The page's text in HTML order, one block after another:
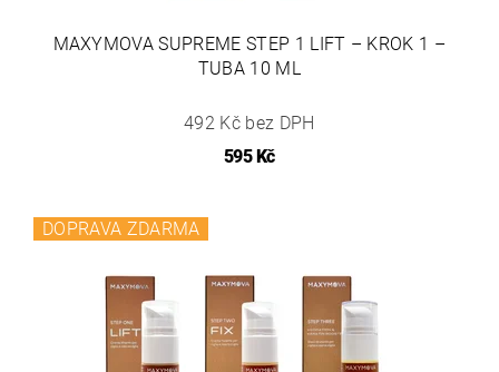
MAXYMOVA SUPREME STEP 1 LIFT – KROK 1 –
TUBA 10 ML
492 Kč bez DPH
595 Kč
DOPRAVA ZDARMA